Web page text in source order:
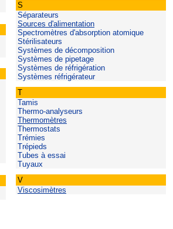
S
Séparateurs
Sources d'alimentation
Spectromètres d'absorption atomique
Stérilisateurs
Systèmes de décomposition
Systèmes de pipetage
Systèmes de réfrigération
Systèmes réfrigérateur
T
Tamis
Thermo-analyseurs
Thermomètres
Thermostats
Trémies
Trépieds
Tubes à essai
Tuyaux
V
Viscosimètres